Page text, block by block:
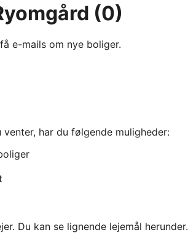
(0)
e-mails om nye boliger.
har du følgende muligheder:
Du kan se lignende lejemål herunder.